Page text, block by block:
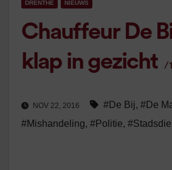
DRENTHE NIEUWS
Chauffeur De
klap in gezicht
/1
NOV 22, 2016 #De Bij, #De
#Mishandeling, #Politie,